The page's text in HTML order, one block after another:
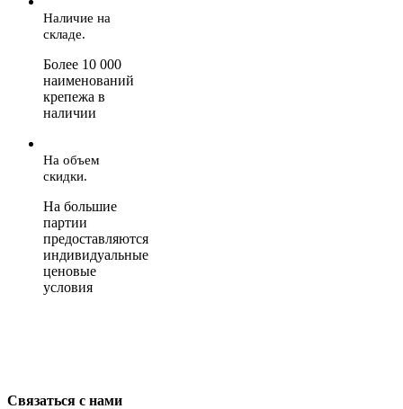
Наличие на
складе.
Более 10 000
наименований
крепежа в
наличии
На объем
скидки.
На большие
партии
предоставляются
индивидуальные
ценовые
условия
Связаться с нами